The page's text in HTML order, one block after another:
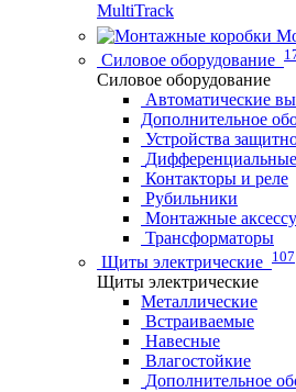
MultiTrack
Силовое оборудование
Силовое оборудование
Автоматические
Дополнительное
Устройства
Контакторы и реле
Рубильники
Монтажные
Трансформаторы
Щиты электрические 107
Щиты электрические
Металлические
Встраиваемые
Навесные
Влагостойкие
Дополнительное